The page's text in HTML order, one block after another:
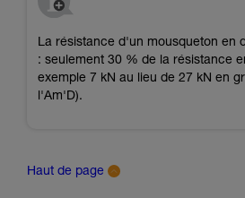
La résistance d'un mousqueton en
: seulement 30 % de la résistance
exemple 7 kN au lieu de 27 kN en
l'Am'D).
Haut de page